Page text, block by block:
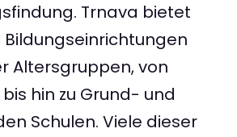
Trnava bietet
Bildungseinrichtungen
Altersgruppen, von
hin zu Grund- und
Schulen. Viele dieser